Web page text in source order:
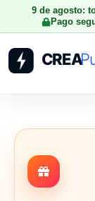
9 de agosto:
Pago